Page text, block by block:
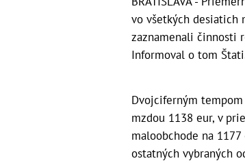
vo všetkých desiatich
zaznamenali činnosti
Informoval o tom
Dvojciferným
mzdou 1138 eur, v
maloobchode na
ostatných vybraných